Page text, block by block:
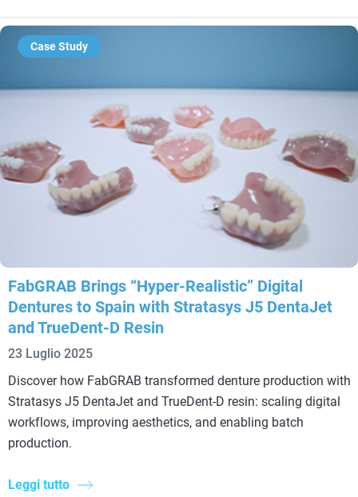
Case Study
FabGRAB Brings “Hyper-Realistic” Digital
Dentures to Spain with Stratasys J5 DentaJet
and TrueDent-D Resin
23 Luglio 2025
Discover how FabGRAB transformed denture production with
Stratasys J5 DentaJet and TrueDent-D resin: scaling digital
workflows, improving aesthetics, and enabling batch
production.
Leggi tutto